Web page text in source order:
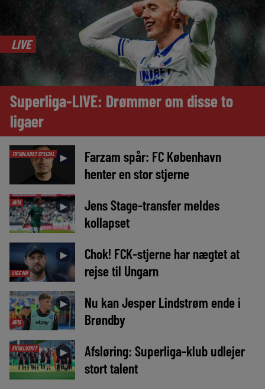
LIVE
Superliga-LIVE: Drømmer om disse to
ligaer
TIPSBLADET SPECIAL ►
Farzam spår: FC København
henter en stor stjerne
AVIS ►
Jens Stage-transfer meldes
kollapset
LIGE NU
►
Chok! FCK-stjerne har nægtet at
rejse til Ungarn
AVIS
►
Nu kan Jesper Lindstrøm ende i
Brøndby
EKSKLUSIVT ►
Afsløring: Superliga-klub udlejer
stort talent